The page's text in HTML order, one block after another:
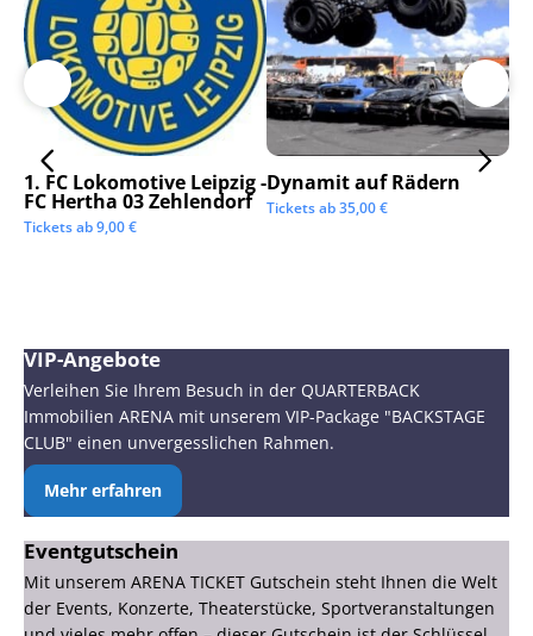
1. FC Lokomotive Leipzig -
FC Hertha 03 Zehlendorf
Tickets ab9,00€
Dynamit auf Rädern
Tickets ab35,00€
VIP-Angebote
Verleihen Sie Ihrem Besuch in der QUARTERBACK
Immobilien ARENA mit unserem VIP-Package "BACKSTAGE
CLUB" einen unvergesslichen Rahmen.
Mehr erfahren
Eventgutschein
Mit unserem ARENA TICKET Gutschein steht Ihnen die Welt
der Events, Konzerte, Theaterstücke, Sportveranstaltungen